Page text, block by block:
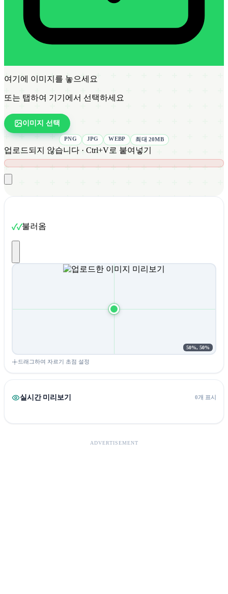
여기에 이미지를 놓으세요
또는 탭하여 기기에서 선택하세요
이미지 선택
PNG JPG WEBP 최대 20MB
업로드되지 않습니다 · Ctrl+V로 붙여넣기
불러옴
50%, 50%
드래그하여 자르기 초점 설정
실시간 미리보기 0개 표시
ADVERTISEMENT